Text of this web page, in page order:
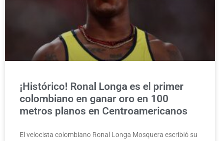
¡Histórico! Ronal Longa es el primer
colombiano en ganar oro en 100
metros planos en Centroamericanos
El velocista colombiano Ronal Longa Mosquera escribió su